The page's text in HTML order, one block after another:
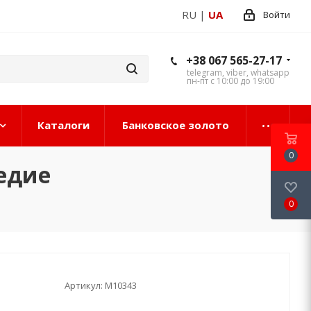
Войти
RU | UA
+38 067 565-27-17
telegram, viber, whatsapp
пн-пт с 10:00 до 19:00
Каталоги Банковское золото
Артикул: М10343
0
0